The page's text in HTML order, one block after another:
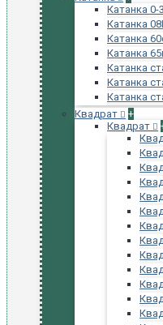
Катанка 0-
Катанка
Катанка
Катанка
Катанка
Катанка
Катанка
Квадрат
+
Квадрат